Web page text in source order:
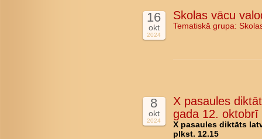
16
okt
2024
Skolas vācu
Tematiskā grupa:
8
okt
2024
X pasaules
gada 12. oktobrī
X pasaules diktāts
plkst. 12.15